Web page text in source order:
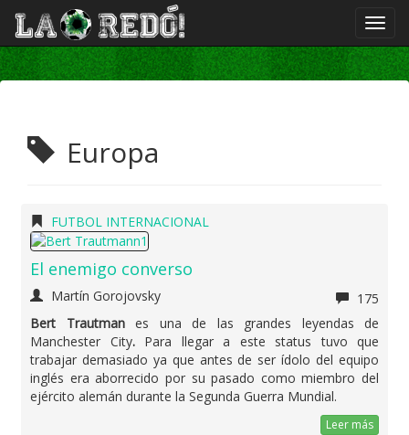
Europa
FUTBOL INTERNACIONAL
El enemigo converso
Martín Gorojovsky
175
Bert Trautmanes una de las grandes leyendas de
Manchester City.Para llegar a este status tuvo que
trabajar demasiado ya que antes de ser ídolo del equipo
inglés era aborrecido por su pasado como miembro del
ejército alemán durante la Segunda Guerra Mundial.
Leer más